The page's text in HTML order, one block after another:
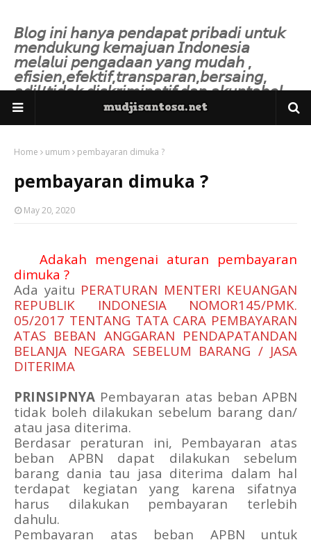
𝘉𝘭𝘰𝘨 𝘪𝘯𝘪 𝘩𝘢𝘯𝘺𝘢 𝘱𝘦𝘯𝘥𝘢𝘱𝘢𝘵 𝘱𝘳𝘪𝘣𝘢𝘥𝘪 𝘶𝘯𝘵𝘶𝘬
𝘮𝘦𝘯𝘥𝘶𝘬𝘶𝘯𝘨 𝘬𝘦𝘮𝘢𝘫𝘶𝘢𝘯 𝘐𝘯𝘥𝘰𝘯𝘦𝘴𝘪𝘢
𝘮𝘦𝘭𝘢𝘭𝘶𝘪 𝘱𝘦𝘯𝘨𝘢𝘥𝘢𝘢𝘯 𝘺𝘢𝘯𝘨 𝘮𝘶𝘥𝘢𝘩 ,
𝘦𝘧𝘪𝘴𝘪𝘦𝘯,𝘦𝘧𝘦𝘬𝘵𝘪𝘧,𝘵𝘳𝘢𝘯𝘴𝘱𝘢𝘳𝘢𝘯,𝘣𝘦𝘳𝘴𝘢𝘪𝘯𝘨,
𝘢𝘥𝘪𝘭/𝘵𝘪𝘥𝘢𝘬 𝘥𝘪𝘴𝘬𝘳𝘪𝘮𝘪𝘯𝘢𝘵𝘪𝘧 𝘥𝘢𝘯 𝘢𝘬𝘶𝘯𝘵𝘢𝘣𝘦𝘭.
Home umum pembayaran dimuka ?
pembayaran dimuka ?
May 20, 2020
Adakah mengenai aturan pembayaran
dimuka ?
Ada yaitu PERATURAN MENTERI KEUANGAN
REPUBLIK INDONESIA NOMOR145/PMK.
05/2017 TENTANG TATA CARA PEMBAYARAN
ATAS BEBAN ANGGARAN PENDAPATANDAN
BELANJA NEGARA SEBELUM BARANG / JASA
DITERIMA
PRINSIPNYA Pembayaran atas beban APBN
tidak boleh dilakukan sebelum barang dan/
atau jasa diterima.
Berdasar peraturan ini, Pembayaran atas
beban APBN dapat dilakukan sebelum
barang dania tau jasa diterima dalam hal
terdapat kegiatan yang karena sifatnya
harus dilakukan pembayaran terlebih
dahulu.
Pembayaran atas beban APBN untuk